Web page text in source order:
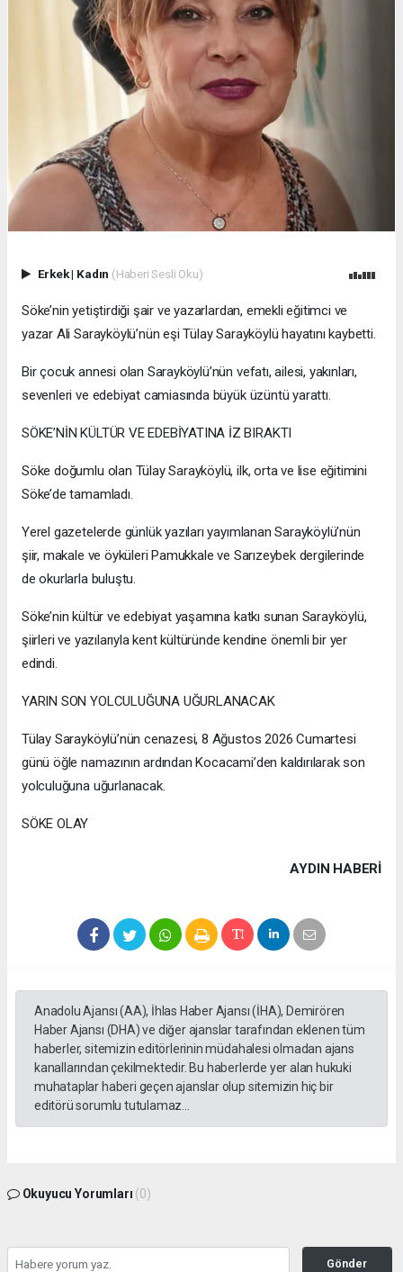
Erkek| Kadın (Haberi Sesli Oku)
Söke’nin yetiştirdiği şair ve yazarlardan, emekli eğitimci ve
yazar Ali Sarayköylü’nün eşi Tülay Sarayköylü hayatını kaybetti.
Bir çocuk annesi olan Sarayköylü’nün vefatı, ailesi, yakınları,
sevenleri ve edebiyat camiasında büyük üzüntü yarattı.
SÖKE’NİN KÜLTÜR VE EDEBİYATINA İZ BIRAKTI
Söke doğumlu olan Tülay Sarayköylü, ilk, orta ve lise eğitimini
Söke’de tamamladı.
Yerel gazetelerde günlük yazıları yayımlanan Sarayköylü’nün
şiir, makale ve öyküleri Pamukkale ve Sarızeybek dergilerinde
de okurlarla buluştu.
Söke’nin kültür ve edebiyat yaşamına katkı sunan Sarayköylü,
şiirleri ve yazılarıyla kent kültüründe kendine önemli bir yer
edindi.
YARIN SON YOLCULUĞUNA UĞURLANACAK
Tülay Sarayköylü’nün cenazesi, 8 Ağustos 2026 Cumartesi
günü öğle namazının ardından Kocacami’den kaldırılarak son
yolculuğuna uğurlanacak.
SÖKE OLAY
AYDIN HABERİ
Anadolu Ajansı (AA), İhlas Haber Ajansı (İHA), Demirören
Haber Ajansı (DHA) ve diğer ajanslar tarafından eklenen tüm
haberler, sitemizin editörlerinin müdahalesi olmadan ajans
kanallarından çekilmektedir. Bu haberlerde yer alan hukuki
muhataplar haberi geçen ajanslar olup sitemizin hiç bir
editörü sorumlu tutulamaz...
Okuyucu Yorumları (0)
Gönder